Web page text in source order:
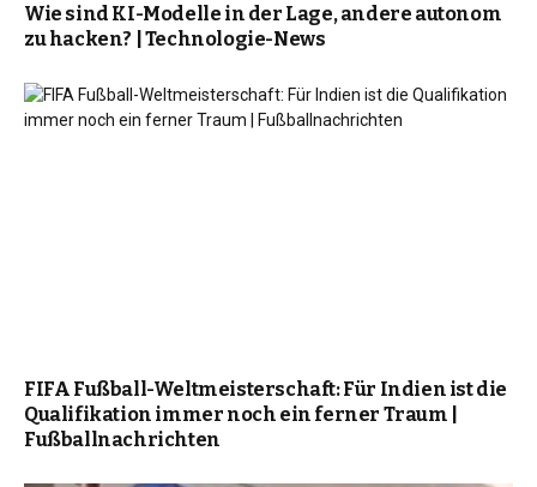
Wie sind KI-Modelle in der Lage, andere autonom
zu hacken? | Technologie-News
FIFA Fußball-Weltmeisterschaft: Für Indien ist die
Qualifikation immer noch ein ferner Traum |
Fußballnachrichten